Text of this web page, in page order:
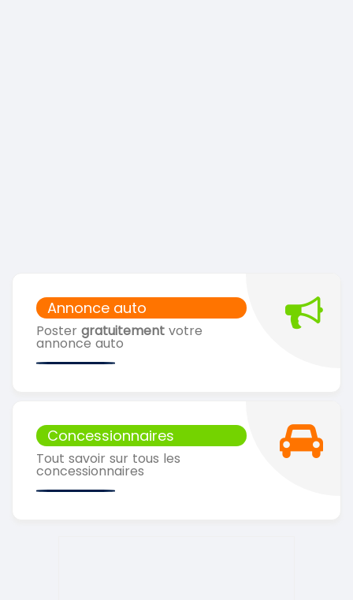
Annonce auto
Poster gratuitement votre
annonce auto
Concessionnaires
Tout savoir sur tous les
concessionnaires